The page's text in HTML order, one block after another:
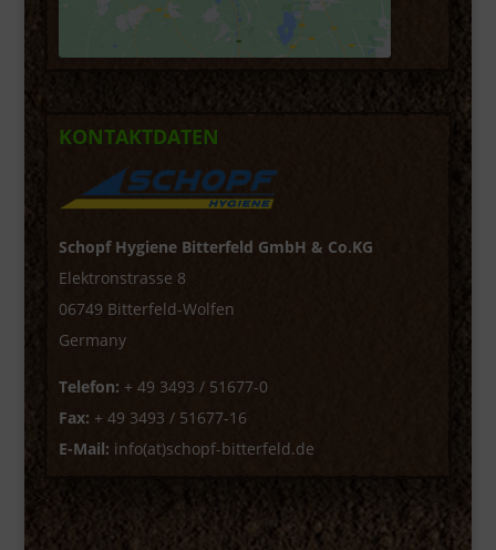
KONTAKTDATEN
Schopf Hygiene Bitterfeld GmbH & Co.KG
Elektronstrasse 8
06749 Bitterfeld-Wolfen
Germany
Telefon: + 49 3493 / 51677-0
Fax: + 49 3493 / 51677-16
E-Mail: info(at)schopf-bitterfeld.de